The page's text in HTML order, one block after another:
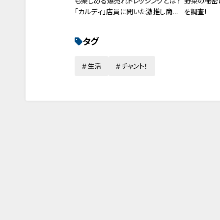
「カルディ」店員に聞いた激推し商品
を調査！
タグ
生活 チャント！